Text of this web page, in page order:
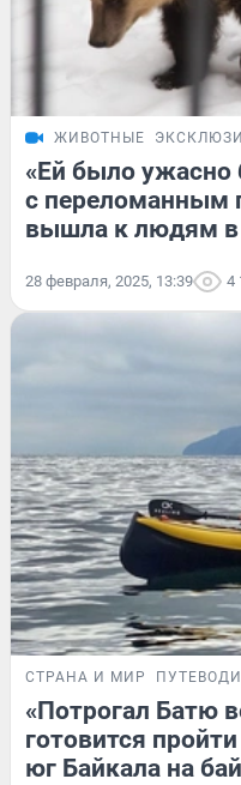
ЖИВОТНЫЕ
«Ей было ужасно
с переломанным
вышла к людям в
28 февраля, 2025, 13:39 4
СТРАНА И МИР
«Потрогал Батю
готовится
юг Байкала на